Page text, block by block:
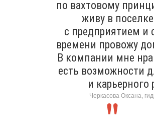
по вахтовому
живу в
с предприятием и
времени провожу
В компании мне
есть возможности
и карьерного
Черкасова Оксана,